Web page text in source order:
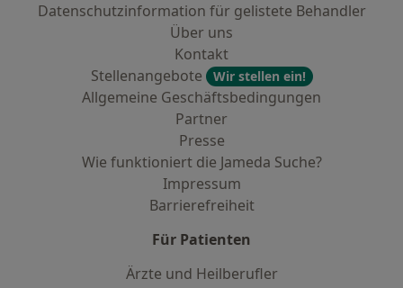
Datenschutzinformation für gelistete Behandler
Über uns
Kontakt
Stellenangebote
Wir stellen ein!
Allgemeine Geschäftsbedingungen
Partner
Presse
Wie funktioniert die Jameda Suche?
Impressum
Barrierefreiheit
Für Patienten
Ärzte und Heilberufler